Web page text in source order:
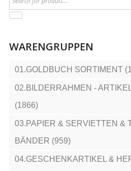
WARENGRUPPEN
01.GOLDBUCH SORTIMENT
02.BILDERRAHMEN -
(1866)
03.PAPIER & SERVIETTEN &
BÄNDER (959)
04.GESCHENKARTIKEL &